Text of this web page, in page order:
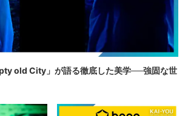
old City」が語る徹底した美学──強固な世